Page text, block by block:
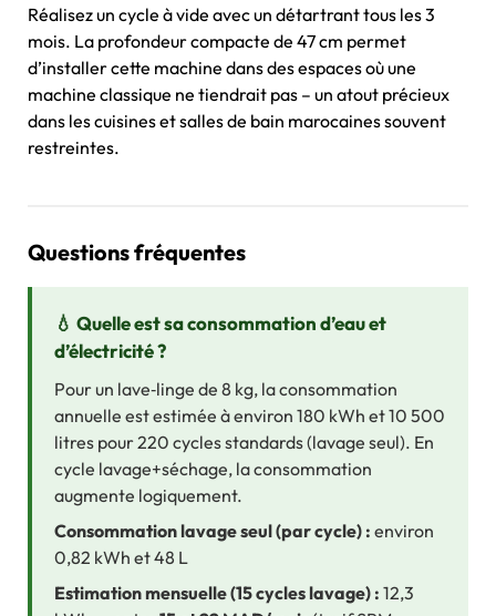
Réalisez un cycle à vide avec un détartrant tous les 3
mois. La profondeur compacte de 47 cm permet
d’installer cette machine dans des espaces où une
machine classique ne tiendrait pas – un atout précieux
dans les cuisines et salles de bain marocaines souvent
restreintes.
Questions fréquentes
💧 Quelle est sa consommation d’eau et
d’électricité ?
Pour un lave‑linge de 8 kg, la consommation
annuelle est estimée à environ 180 kWh et 10 500
litres pour 220 cycles standards (lavage seul). En
cycle lavage+séchage, la consommation
augmente logiquement.
Consommation lavage seul (par cycle) : environ
0,82 kWh et 48 L
Estimation mensuelle (15 cycles lavage) : 12,3